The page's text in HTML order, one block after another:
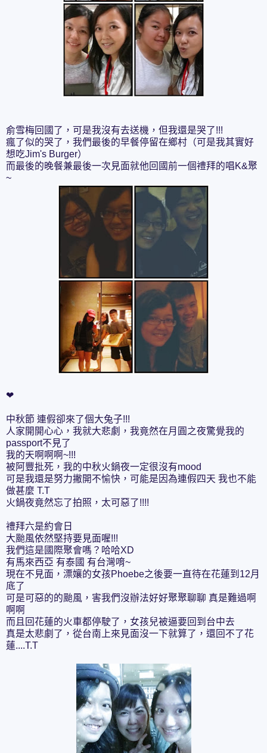
俞雪梅回國了，可是我沒有去送機，但我還是哭了!!!
瘋了似的哭了，我們最後的早餐停留在鄉村（可是我其實好
想吃Jim's Burger）
而最後的晚餐兼最後一次見面就他回國前一個禮拜的唱K&聚
~
❤
中秋節 連假卻來了個大兔子!!!
人家開開心心，我就大悲劇，我竟然在月圓之夜驚覺我的
passport不見了
我的天啊啊啊~!!!
被阿豐批死，我的中秋火鍋夜一定很沒有mood
可是我還是努力撇開不愉快，可能是因為連假四天 我也不能
做甚麼 T.T
火鍋夜竟然忘了拍照，太可惡了!!!!
禮拜六是約會日
大颱風依然堅持要見面喔!!!
我們這是國際聚會嗎？哈哈XD
有馬來西亞 有泰國 有台灣唷~
現在不見面，漂孃的女孩Phoebe之後要一直待在花蓮到12月
底了
可是可惡的的颱風，害我們沒辦法好好聚聚聊聊 真是難過啊
啊啊
而且回花蓮的火車都停駛了，女孩兒被逼要回到台中去
真是太悲劇了，從台南上來見面沒一下就算了，還回不了花
蓮....T.T